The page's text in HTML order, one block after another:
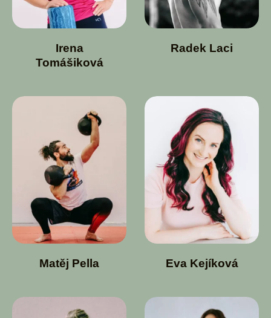
Irena
Tomášiková
Radek Laci
Matěj Pella Eva Kejíková